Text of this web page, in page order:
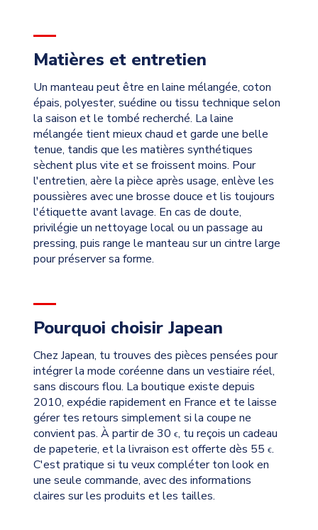
Matières et entretien
Un manteau peut être en laine mélangée, coton
épais, polyester, suédine ou tissu technique selon
la saison et le tombé recherché. La laine
mélangée tient mieux chaud et garde une belle
tenue, tandis que les matières synthétiques
sèchent plus vite et se froissent moins. Pour
l'entretien, aère la pièce après usage, enlève les
poussières avec une brosse douce et lis toujours
l'étiquette avant lavage. En cas de doute,
privilégie un nettoyage local ou un passage au
pressing, puis range le manteau sur un cintre large
pour préserver sa forme.
Pourquoi choisir Japean
Chez Japean, tu trouves des pièces pensées pour
intégrer la mode coréenne dans un vestiaire réel,
sans discours flou. La boutique existe depuis
2010, expédie rapidement en France et te laisse
gérer tes retours simplement si la coupe ne
convient pas. À partir de 30 €, tu reçois un cadeau
de papeterie, et la livraison est offerte dès 55 €.
C'est pratique si tu veux compléter ton look en
une seule commande, avec des informations
claires sur les produits et les tailles.